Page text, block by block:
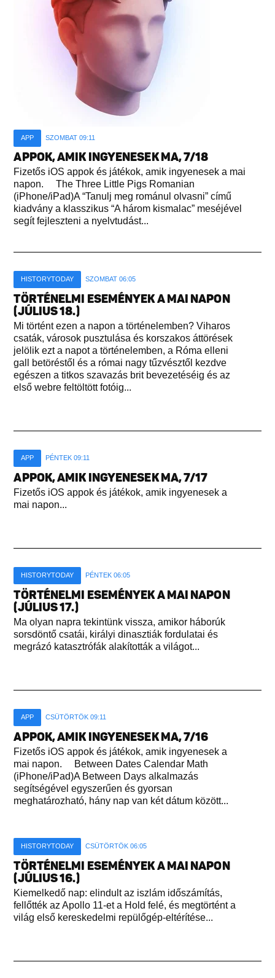
APP SZOMBAT 09:11
APPOK, AMIK INGYENESEK MA, 7/18
Fizetős iOS appok és játékok, amik ingyenesek a mai
napon. The Three Little Pigs Romanian
(iPhone/iPad)A “Tanulj meg románul olvasni” című
kiadvány a klasszikus “A három kismalac” meséjével
segít fejleszteni a nyelvtudást...
HISTORYTODAY SZOMBAT 06:05
TÖRTÉNELMI ESEMÉNYEK A MAI NAPON
(JÚLIUS 18.)
Mi történt ezen a napon a történelemben? Viharos
csaták, városok pusztulása és korszakos áttörések
jelölik ezt a napot a történelemben, a Róma elleni
gall betöréstől és a római nagy tűzvésztől kezdve
egészen a titkos szavazás brit bevezetéséig és az
első webre feltöltött fotóig...
APP PÉNTEK 09:11
APPOK, AMIK INGYENESEK MA, 7/17
Fizetős iOS appok és játékok, amik ingyenesek a
mai napon...
HISTORYTODAY PÉNTEK 06:05
TÖRTÉNELMI ESEMÉNYEK A MAI NAPON
(JÚLIUS 17.)
Ma olyan napra tekintünk vissza, amikor háborúk
sorsdöntő csatái, királyi dinasztiák fordulatai és
megrázó katasztrófák alakították a világot...
APP CSÜTÖRTÖK 09:11
APPOK, AMIK INGYENESEK MA, 7/16
Fizetős iOS appok és játékok, amik ingyenesek a
mai napon. Between Dates Calendar Math
(iPhone/iPad)A Between Days alkalmazás
segítségével egyszerűen és gyorsan
meghatározható, hány nap van két dátum között...
HISTORYTODAY CSÜTÖRTÖK 06:05
TÖRTÉNELMI ESEMÉNYEK A MAI NAPON
(JÚLIUS 16.)
Kiemelkedő nap: elindult az iszlám időszámítás,
fellőtték az Apollo 11-et a Hold felé, és megtörtént a
világ első kereskedelmi repülőgép-eltérítése...